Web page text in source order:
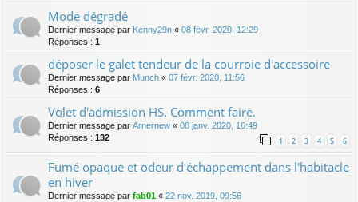
Mode dégradé
Dernier message par Kenny29n « 08 févr. 2020, 12:29
Réponses : 1
déposer le galet tendeur de la courroie d'accessoire
Dernier message par Munch « 07 févr. 2020, 11:56
Réponses : 6
Volet d'admission HS. Comment faire.
Dernier message par Arnernew « 08 janv. 2020, 16:49
Réponses : 132 1 2 3 4 5 6
Fumé opaque et odeur d'échappement dans l'habitacle
en hiver
Dernier message par fab01 « 22 nov. 2019, 09:56